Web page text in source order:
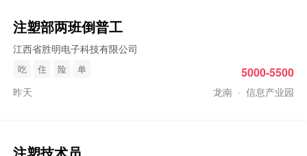
注塑部两班倒普工
江西省胜明电子科技有限公司
吃 住 险 单
昨天 龙南 · 信息产业园
5000-5500